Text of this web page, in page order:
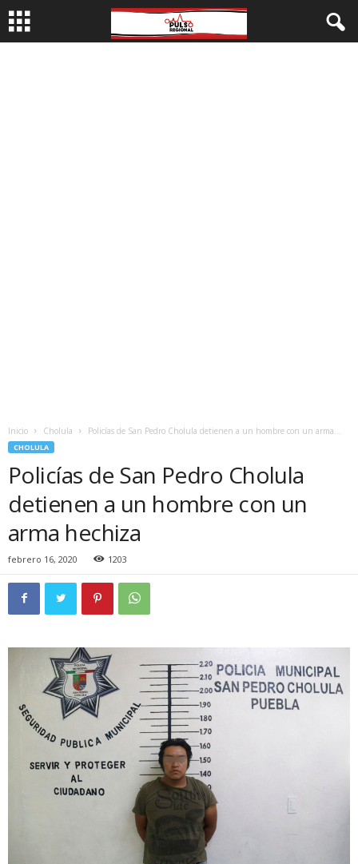
Inicio Cholula Policías de San Pedro Cholula detienen a un hombre con un arma...
CHOLULA
Policías de San Pedro Cholula
detienen a un hombre con un
arma hechiza
febrero 16, 2020 1203